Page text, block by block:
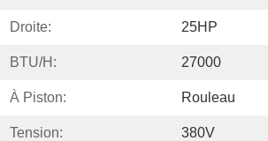
Droite: 25HP
BTU/H: 27000
À Piston: Rouleau
Tension: 380V